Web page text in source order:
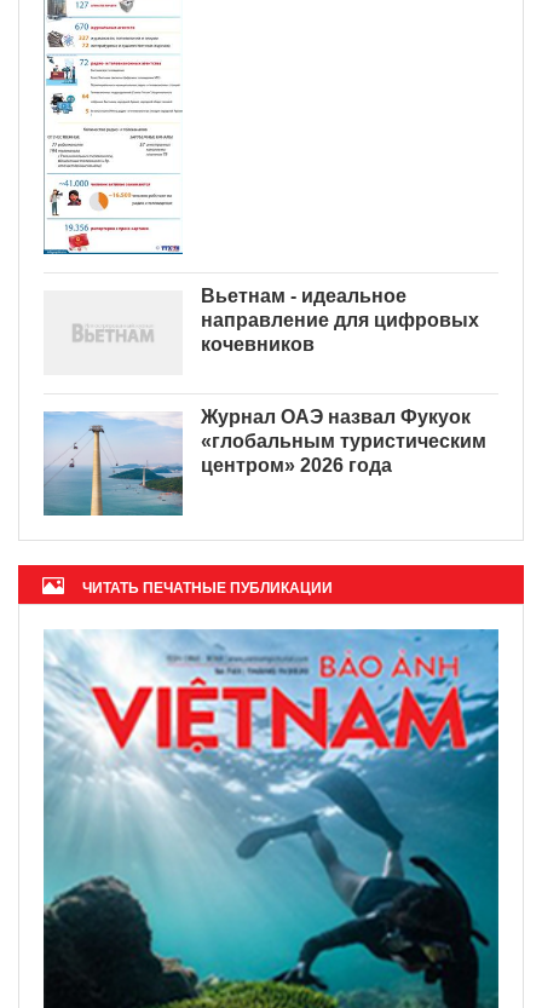
Вьетнам - идеальное
направление для цифровых
кочевников
Журнал ОАЭ назвал Фукуок
«глобальным туристическим
центром» 2026 года
ЧИТАТЬ ПЕЧАТНЫЕ ПУБЛИКАЦИИ